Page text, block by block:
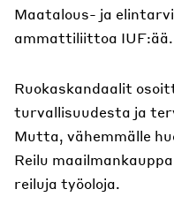
Maatalous- ja
ammattiliittoa IUF:ää.
Ruokaskandaalit
turvallisuudesta ja
Mutta, vähemmälle
Reilu
reiluja työoloja.